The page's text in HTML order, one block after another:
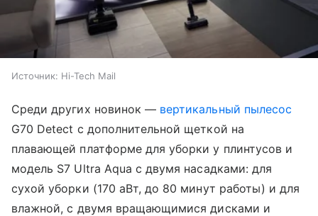
Источник: Hi-Tech Mail
Среди других новинок — вертикальный пылесос
G70 Detect с дополнительной щеткой на
плавающей платформе для уборки у плинтусов и
модель S7 Ultra Aqua с двумя насадками: для
сухой уборки (170 аВт, до 80 минут работы) и для
влажной, с двумя вращающимися дисками и